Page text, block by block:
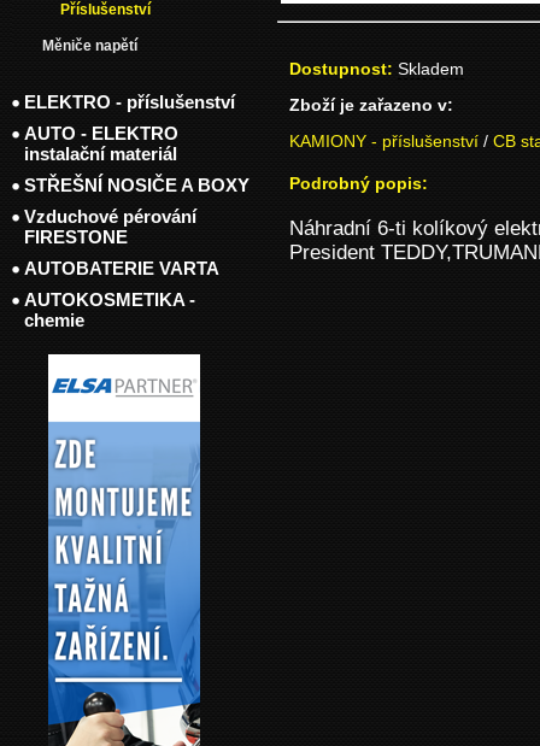
Dostupnost: Skladem
Zboží je zařazeno v:
KAMIONY - příslušenství / CB
Podrobný popis:
Náhradní 6-ti kolíkový
President
Příslušenství
Měniče napětí
ELEKTRO - příslušenství
AUTO - ELEKTRO
instalační materiál
STŘEŠNÍ NOSIČE A BOXY
Vzduchové pérování
FIRESTONE
AUTOBATERIE VARTA
AUTOKOSMETIKA -
chemie